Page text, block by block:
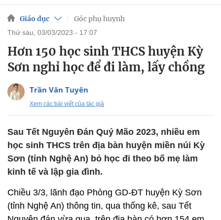
Giáo dục Góc phụ huynh
thứ sáu, 03/03/2023 - 17:07
Hơn 150 học sinh THCS huyện Kỳ
Sơn nghỉ học để đi làm, lấy chồng
Trần Văn Tuyên
Xem các bài viết của tác giả
Sau Tết Nguyên Đán Quý Mão 2023, nhiều em
học sinh THCS trên địa bàn huyện miền núi Kỳ
Sơn (tỉnh Nghệ An) bỏ học đi theo bố mẹ làm
kinh tế và lập gia đình.
Chiều 3/3, lãnh đạo Phòng GD-ĐT huyện Kỳ Sơn
(tỉnh Nghệ An) thông tin, qua thống kê, sau Tết